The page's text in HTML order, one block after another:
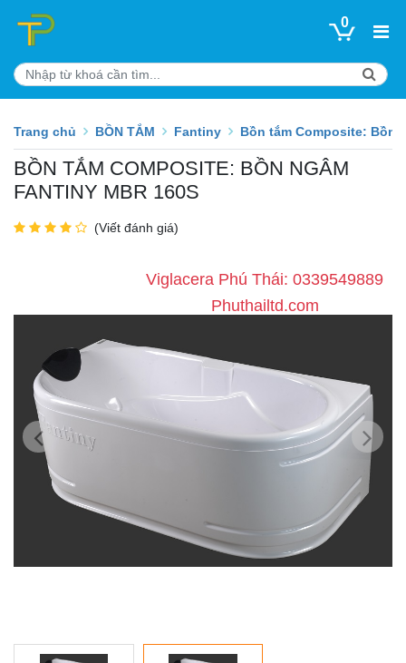
0
Trang chủ BỒN TẮM Fantiny Bồn tắm Composite: Bồn
BỒN TẮM COMPOSITE: BỒN NGÂM
FANTINY MBR 160S
(Viết đánh giá)
Viglacera Phú Thái: 0339549889
Phuthailtd.com